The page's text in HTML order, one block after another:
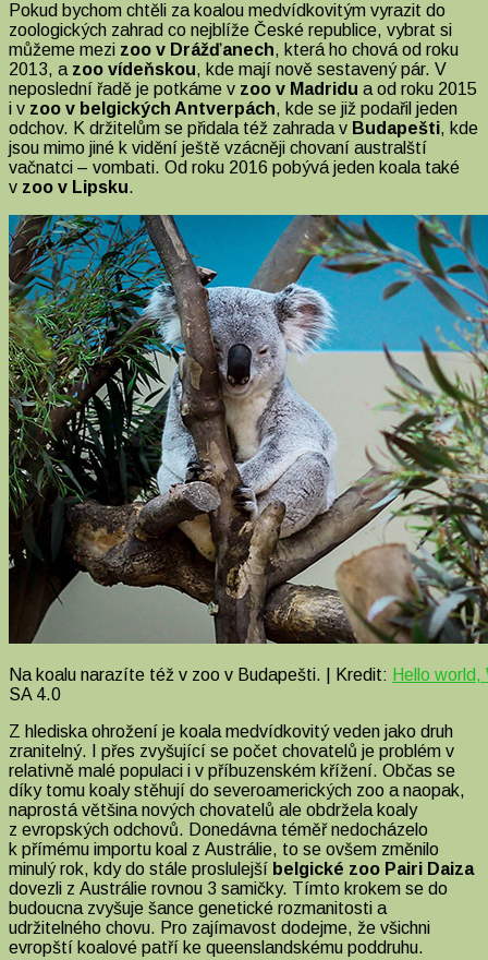
Pokud bychom chtěli za koalou medvídkovitým vyrazit do
zoologických zahrad co nejblíže České republice, vybrat si
můžeme mezi zoo v Drážďanech, která ho chová od roku
2013, a zoo vídeňskou, kde mají nově sestavený pár. V
neposlední řadě je potkáme v zoo v Madridu a od roku 2015
i v zoo v belgických Antverpách, kde se již podařil jeden
odchov. K držitelům se přidala též zahrada v Budapešti, kde
jsou mimo jiné k vidění ještě vzácněji chovaní australští
vačnatci – vombati. Od roku 2016 pobývá jeden koala také
v zoo v Lipsku.
Na koalu narazíte též v zoo v Budapešti. | Kredit: Hello world,
SA 4.0
Z hlediska ohrožení je koala medvídkovitý veden jako druh
zranitelný. I přes zvyšující se počet chovatelů je problém v
relativně malé populaci i v příbuzenském křížení. Občas se
díky tomu koaly stěhují do severoamerických zoo a naopak,
naprostá většina nových chovatelů ale obdržela koaly
z evropských odchovů. Donedávna téměř nedocházelo
k přímému importu koal z Austrálie, to se ovšem změnilo
minulý rok, kdy do stále proslulejší belgické zoo Pairi Daiza
dovezli z Austrálie rovnou 3 samičky. Tímto krokem se do
budoucna zvyšuje šance genetické rozmanitosti a
udržitelného chovu. Pro zajímavost dodejme, že všichni
evropští koalové patří ke queenslandskému poddruhu.